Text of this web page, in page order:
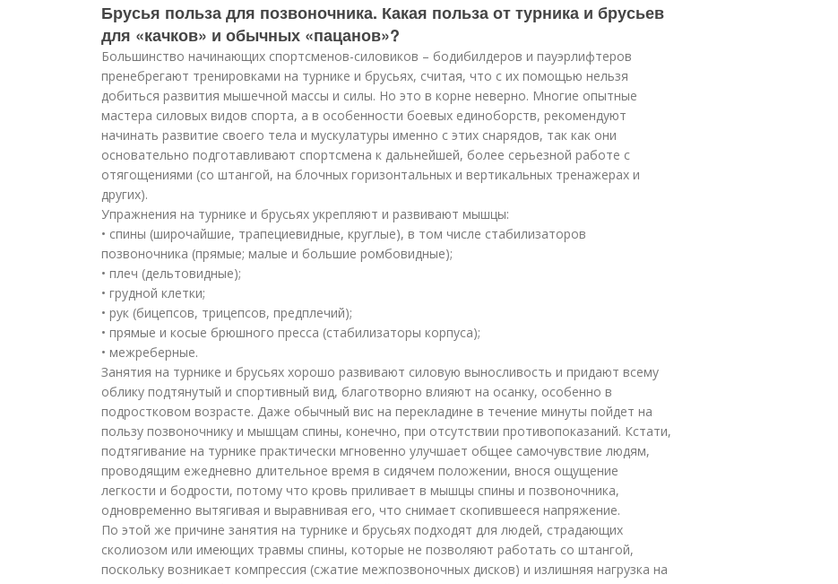
Брусья польза для позвоночника. Какая польза от турника и брусьев
для «качков» и обычных «пацанов»?
Большинство начинающих спортсменов-силовиков – бодибилдеров и пауэрлифтеров
пренебрегают тренировками на турнике и брусьях, считая, что с их помощью нельзя
добиться развития мышечной массы и силы. Но это в корне неверно. Многие опытные
мастера силовых видов спорта, а в особенности боевых единоборств, рекомендуют
начинать развитие своего тела и мускулатуры именно с этих снарядов, так как они
основательно подготавливают спортсмена к дальнейшей, более серьезной работе с
отягощениями (со штангой, на блочных горизонтальных и вертикальных тренажерах и
других).
Упражнения на турнике и брусьях укрепляют и развивают мышцы:
• спины (широчайшие, трапециевидные, круглые), в том числе стабилизаторов
позвоночника (прямые; малые и большие ромбовидные);
• плеч (дельтовидные);
• грудной клетки;
• рук (бицепсов, трицепсов, предплечий);
• прямые и косые брюшного пресса (стабилизаторы корпуса);
• межреберные.
Занятия на турнике и брусьях хорошо развивают силовую выносливость и придают всему
облику подтянутый и спортивный вид, благотворно влияют на осанку, особенно в
подростковом возрасте. Даже обычный вис на перекладине в течение минуты пойдет на
пользу позвоночнику и мышцам спины, конечно, при отсутствии противопоказаний. Кстати,
подтягивание на турнике практически мгновенно улучшает общее самочувствие людям,
проводящим ежедневно длительное время в сидячем положении, внося ощущение
легкости и бодрости, потому что кровь приливает в мышцы спины и позвоночника,
одновременно вытягивая и выравнивая его, что снимает скопившееся напряжение.
По этой же причине занятия на турнике и брусьях подходят для людей, страдающих
сколиозом или имеющих травмы спины, которые не позволяют работать со штангой,
поскольку возникает компрессия (сжатие межпозвоночных дисков) и излишняя нагрузка на